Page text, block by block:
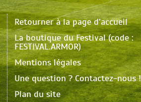
Retourner à la page d’accueil
La boutique du Festival (code :
FESTIVAL.ARMOR)
Mentions légales
Une question ? Contactez-nous !
Plan du site